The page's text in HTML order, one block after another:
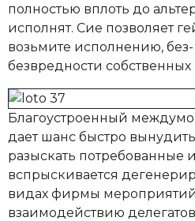
полностью вплоть до
исполнят. Сие позволяет
возьмите исполнению, без-
безвредности собственных
Благоустроенный
дает шанс быстро
разыскать потребованные
вспрыскивается
видах фирмы
взаимодействию